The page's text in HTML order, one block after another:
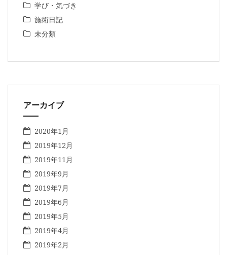
学び・気づき
施術日記
未分類
アーカイブ
2020年1月
2019年12月
2019年11月
2019年9月
2019年7月
2019年6月
2019年5月
2019年4月
2019年2月